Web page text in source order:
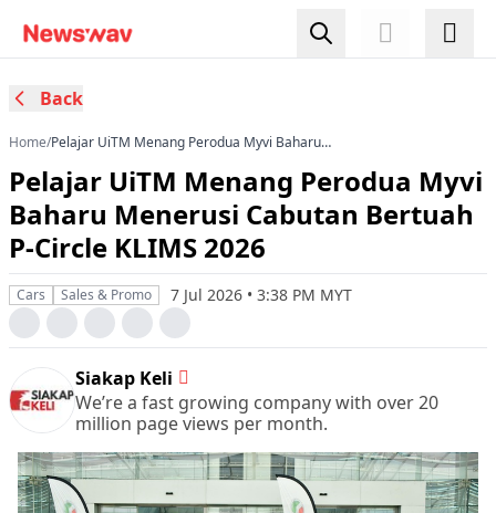
Back
Home/Pelajar UiTM Menang Perodua Myvi Baharu
Pelajar UiTM Menang Perodua Myvi
Baharu Menerusi Cabutan Bertuah
P-Circle KLIMS 2026
Cars Sales & Promo 7 Jul 2026 • 3:38 PM MYT
Siakap Keli
We’re a fast growing company with over 20
million page views per month.